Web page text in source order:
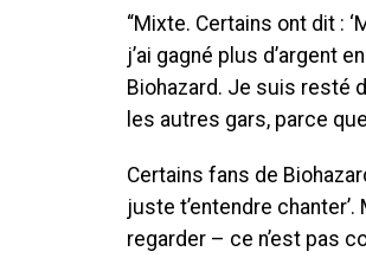
“Mixte. Certains ont dit :
j’ai gagné plus d’argent
Biohazard. Je suis resté
les autres gars, parce
Certains fans de
juste t’entendre
regarder – ce n’est pas